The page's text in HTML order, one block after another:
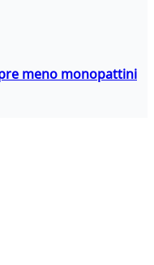
meno monopattini